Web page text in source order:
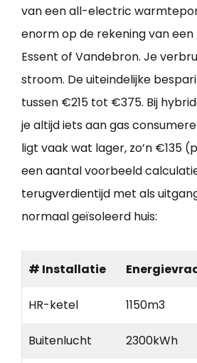
van een all-electric
enorm op de rekening van
Essent of Vandebron. Je
stroom. De uiteindelijke
tussen €215 tot €375. Bij
je altijd iets aan gas
ligt vaak wat lager, zo’n €135
een aantal voorbeeld
terugverdientijd met als
normaal geïsoleerd huis:
# Installatie
HR-ketel 1150m3
Buitenlucht 2300kWh